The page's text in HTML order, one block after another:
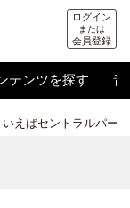
ログイン
または
会員登録
テンツを探す 音
えばセントラルパー